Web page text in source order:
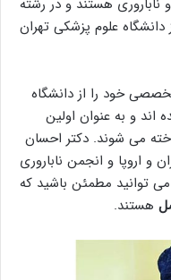
علوم پزشکی تهران
خود را از دانشگاه
اند و به عنوان اولین
می شوند. دکتر احسان
و اروپا و انجمن ناباروری
توانید مطمئن باشید که
هستند.